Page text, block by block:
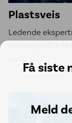
Få siste
Meld
Plastsveis
Ledende